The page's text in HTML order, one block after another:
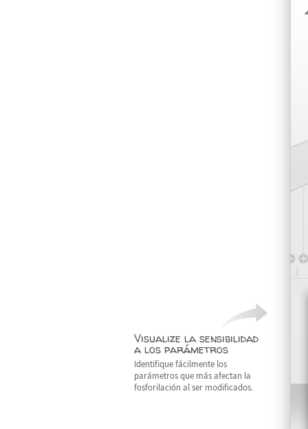
Visualize la sensibilidad
a los parámetros
Identifique fácilmente los
parámetros que más afectan la
fosforilación al ser modificados.